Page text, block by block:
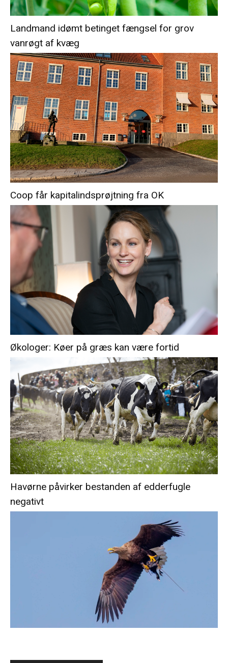
Landmand idømt betinget fængsel for grov
vanrøgt af kvæg
Coop får kapitalindsprøjtning fra OK
Økologer: Køer på græs kan være fortid
Havørne påvirker bestanden af edderfugle
negativt